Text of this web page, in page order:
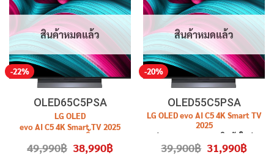
-22%
สินค้าหมดแล้ว
OLED65C5PSA
LG OLED
evo AI C5 4K Smart TV 2025
ขนาดจอ 65 นิ้ว
OLED65C5PSAสินค้าใหม่ ปนะ
49,990฿ Original
price
38,990฿Current
price
-20%
สินค้าหมดแล้ว
OLED55C5PSA
LG OLED evo AI C5 4K Smart TV
2025
รุ่น
สินค้าใหม่
ประกันศูนย์
39,900฿ Original
price
31,990฿price